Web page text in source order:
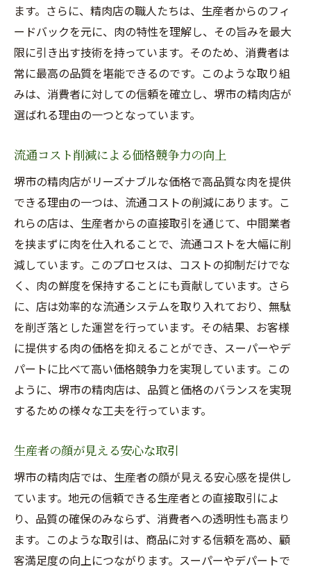
ます。さらに、精肉店の職人たちは、生産者からのフィ
ードバックを元に、肉の特性を理解し、その旨みを最大
限に引き出す技術を持っています。そのため、消費者は
常に最高の品質を堪能できるのです。このような取り組
みは、消費者に対しての信頼を確立し、堺市の精肉店が
選ばれる理由の一つとなっています。
流通コスト削減による価格競争力の向上
堺市の精肉店がリーズナブルな価格で高品質な肉を提供
できる理由の一つは、流通コストの削減にあります。こ
れらの店は、生産者からの直接取引を通じて、中間業者
を挟まずに肉を仕入れることで、流通コストを大幅に削
減しています。このプロセスは、コストの抑制だけでな
く、肉の鮮度を保持することにも貢献しています。さら
に、店は効率的な流通システムを取り入れており、無駄
を削ぎ落とした運営を行っています。その結果、お客様
に提供する肉の価格を抑えることができ、スーパーやデ
パートに比べて高い価格競争力を実現しています。この
ように、堺市の精肉店は、品質と価格のバランスを実現
するための様々な工夫を行っています。
生産者の顔が見える安心な取引
堺市の精肉店では、生産者の顔が見える安心感を提供し
ています。地元の信頼できる生産者との直接取引によ
り、品質の確保のみならず、消費者への透明性も高まり
ます。このような取引は、商品に対する信頼を高め、顧
客満足度の向上につながります。スーパーやデパートで